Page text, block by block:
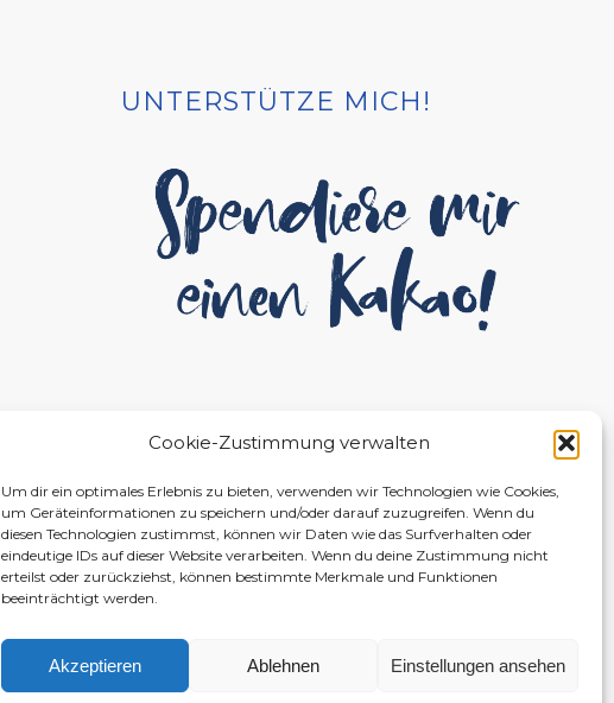
Cookie-Zustimmung verwalten
Um dir ein optimales Erlebnis zu bieten, verwenden wir Technologien wie Cookies,
um Geräteinformationen zu speichern und/oder darauf zuzugreifen. Wenn du
diesen Technologien zustimmst, können wir Daten wie das Surfverhalten oder
eindeutige IDs auf dieser Website verarbeiten. Wenn du deine Zustimmung nicht
erteilst oder zurückziehst, können bestimmte Merkmale und Funktionen
beeinträchtigt werden.
Akzeptieren Ablehnen Einstellungen ansehen
UNTERSTÜTZE MICH!